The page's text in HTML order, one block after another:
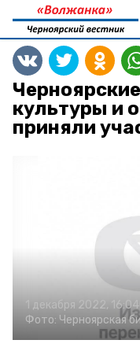
культуры и
приняли
1 декабря 2022, 16:04
Фото: Черноярская